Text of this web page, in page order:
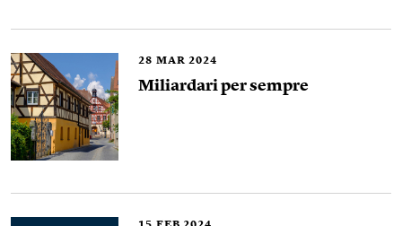
28 MAR 2024
Miliardari per sempre